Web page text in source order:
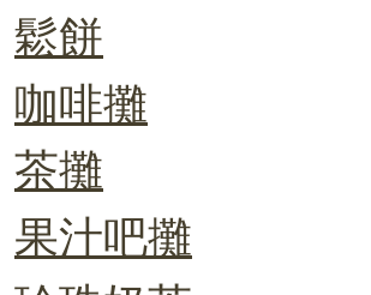
鬆餅
咖啡攤
茶攤
果汁吧攤